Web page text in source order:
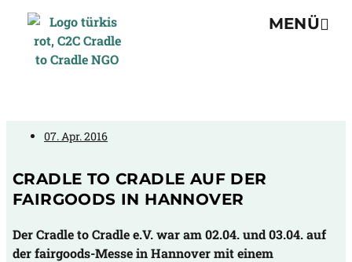
MENÜ
07. Apr. 2016
CRADLE TO CRADLE AUF DER
FAIRGOODS IN HANNOVER
Der Cradle to Cradle e.V. war am 02.04. und 03.04. auf
der fairgoods-Messe in Hannover mit einem